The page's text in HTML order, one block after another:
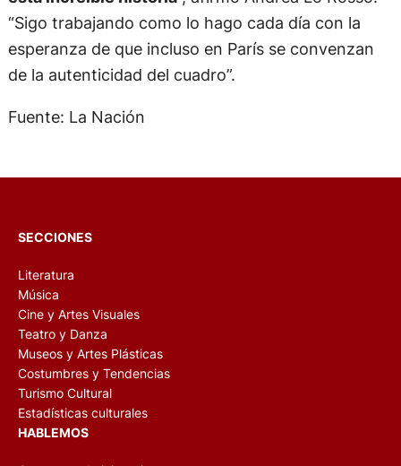
“Sigo trabajando como lo hago cada día con la
esperanza de que incluso en París se convenzan
de la autenticidad del cuadro”.
Fuente: La Nación
SECCIONES
Literatura
Música
Cine y Artes Visuales
Teatro y Danza
Museos y Artes Plásticas
Costumbres y Tendencias
Turismo Cultural
Estadísticas culturales
HABLEMOS